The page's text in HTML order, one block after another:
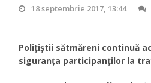
18 septembrie 2017, 13:44
Polițiștii sătmăreni continuă
siguranţa participanţilor la